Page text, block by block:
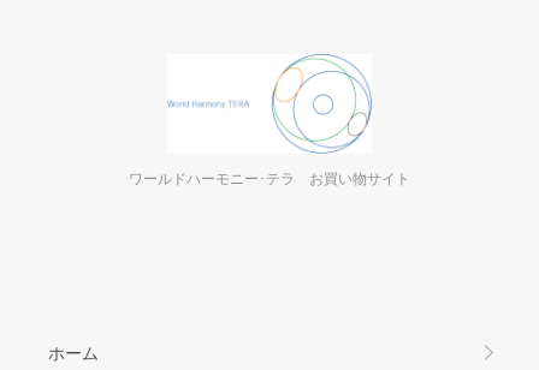
ワールドハーモニー･テラ お買い物サイト
ホーム